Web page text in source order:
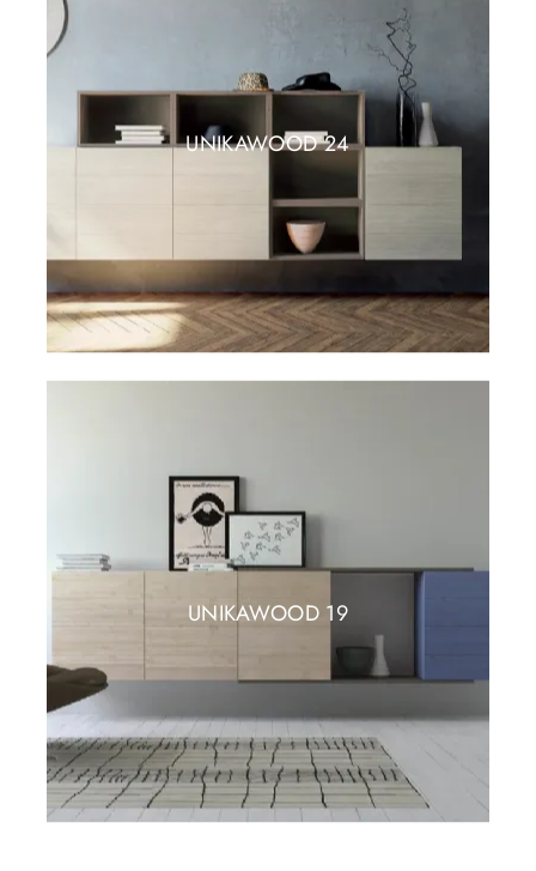
UNIKAWOOD 24
UNIKAWOOD 19